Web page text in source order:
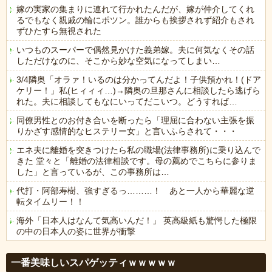
嫁の実家の集まりに連れて行かれたんだが、嫁が仲介してくれ
るでもなく親戚の輪にポツン。誰からも挨拶されず紹介もされ
ずひたすら無視された
いつものスーパーで偶然見かけた義弟嫁。夫に何気なくその話
しただけなのに、そこから妙な空気になってしまい…
3/4隣奥「オラァ！いるのは分かってんだよ！子供預かれ！(ドア
ケリー！」私(ヒィィィ…)→隣奥の旦那さんに相談したら逃げら
れた。夫に相談してもなにいってだこいつ。どうすれば…
同僚男性とのお付き合いを断ったら「理屈に合わない主張を振
りかざす感情的なヒステリー女」と言いふらされて・・・
エネ夫に離婚を突きつけたら私の職場(法律事務所)に乗り込んで
きた 堂々と「離婚の法律相談です。母の薦めでこちらに参りま
した」と言っているが、この事務所は…
代打・阿部寿樹、強すぎるっ………！ あと一人から華麗な逆
転タイムリー！！
海外「日本人はなんて気高いんだ！」 英高級紙も驚愕した極限
の中の日本人の姿に世界が衝撃
一番美味しいスパゲッティｗｗｗｗｗ